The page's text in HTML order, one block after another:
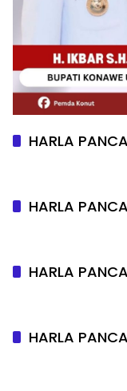
HARLA
HARLA
HARLA
HARLA